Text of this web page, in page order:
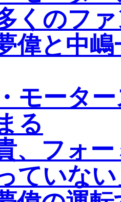
くのフ
偉と中
モータ
る
、フォ
ていな